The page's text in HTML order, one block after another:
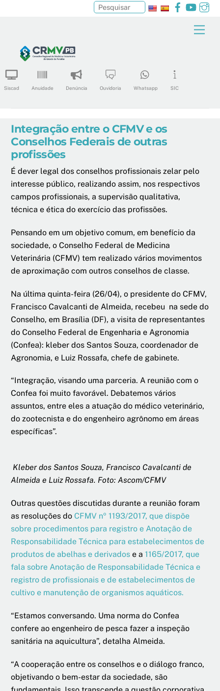
content
Facebook
Siscad Anuidade Denúncia Ouvidoria Whatsapp SIC
Pesquisar
Integração entre o CFMV e os
Conselhos Federais de outras
profissões
É dever legal dos conselhos profissionais zelar pelo
interesse público, realizando assim, nos respectivos
campos profissionais, a supervisão qualitativa,
técnica e ética do exercício das profissões.
Pensando em um objetivo comum, em benefício da
sociedade, o Conselho Federal de Medicina
Veterinária (CFMV) tem realizado vários movimentos
de aproximação com outros conselhos de classe.
Na última quinta-feira (26/04), o presidente do CFMV,
Francisco Cavalcanti de Almeida, recebeu na sede do
Conselho, em Brasília (DF), a visita de representantes
do Conselho Federal de Engenharia e Agronomia
(Confea): kleber dos Santos Souza, coordenador de
Agronomia, e Luiz Rossafa, chefe de gabinete.
“Integração, visando uma parceria. A reunião com o
Confea foi muito favorável. Debatemos vários
assuntos, entre eles a atuação do médico veterinário,
do zootecnista e do engenheiro agrônomo em áreas
específicas”.
Kleber dos Santos Souza, Francisco Cavalcanti de
Almeida e Luiz Rossafa. Foto: Ascom/CFMV
Outras questões discutidas durante a reunião foram
as resoluções do CFMV nº 1193/2017, que dispõe
sobre procedimentos para registro e Anotação de
Responsabilidade Técnica para estabelecimentos de
produtos de abelhas e derivados e a1165/2017, que
fala sobre Anotação de Responsabilidade Técnica e
registro de profissionais e de estabelecimentos de
cultivo e manutenção de organismos aquáticos.
“Estamos conversando. Uma norma do Confea
confere ao engenheiro de pesca fazer a inspeção
sanitária na aquicultura”, detalha Almeida.
“A cooperação entre os conselhos e o diálogo franco,
objetivando o bem-estar da sociedade, são